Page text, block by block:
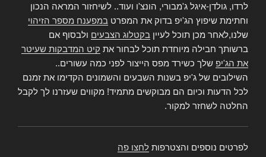
לרדו, גולדן-איגל ג'מבורי, הונצ'ו ועוד.. לשיחזור המראה הנכון
וחתימת שיפוץ הג'יפ בדוק את המפרט במפענח מספר הזיהוי
שלנו,לאחר מכן תוכל לעיין בקטלוג הצבעים ולבסוף אם
ברשותך חבילה מיוחדת תוכל לבחור את קיט המדבקות שעיטר
את הג'יפ שלך כשירד מפס הייצור לפני כמה עשורים..
השילובים של ג'יפ בשנות השבעים והשמונים הקדימו את זמנם
לכל הדעות וכיום הם מבוקשים מתמיד! מקווים שעזרנו לך לקבל
החלטה לשחזר למקור.
לפרטים נוספים והצטרפות לחצו פה